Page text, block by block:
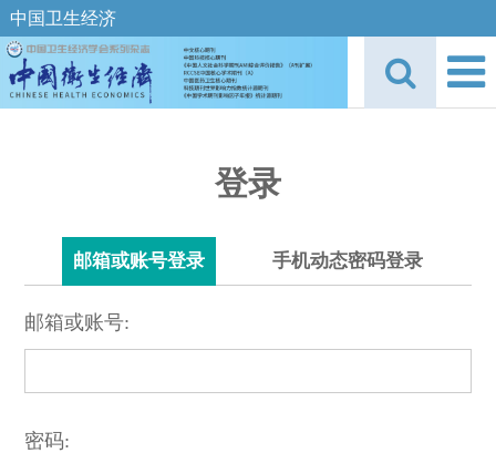
中国卫生经济
登录
邮箱或账号登录 手机动态密码登录
邮箱或账号:
密码: